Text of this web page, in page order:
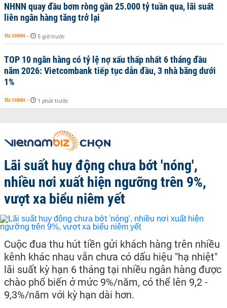
NHNN quay đầu bơm ròng gần 25.000 tỷ tuần qua, lãi suất
liên ngân hàng tăng trở lại
TÀI CHÍNH - 5 giờ trước
TOP 10 ngân hàng có tỷ lệ nợ xấu thấp nhất 6 tháng đầu
năm 2026: Vietcombank tiếp tục dẫn đầu, 3 nhà băng dưới
1%
TÀI CHÍNH - 1 phút trước
Lãi suất huy động chưa bớt 'nóng',
nhiều nơi xuất hiện ngưỡng trên 9%,
vượt xa biểu niêm yết
Cuộc đua thu hút tiền gửi khách hàng trên nhiều
kênh khác nhau vẫn chưa có dấu hiệu "hạ nhiệt"
lãi suất kỳ hạn 6 tháng tại nhiều ngân hàng được
chào phổ biến ở mức 9%/năm, có thể lên 9,2 -
9,3%/năm với kỳ hạn dài hơn.